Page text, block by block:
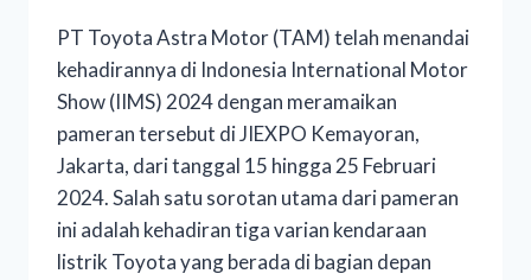
PT Toyota Astra Motor (TAM) telah menandai
kehadirannya di Indonesia International Motor
Show (IIMS) 2024 dengan meramaikan
pameran tersebut di JIEXPO Kemayoran,
Jakarta, dari tanggal 15 hingga 25 Februari
2024. Salah satu sorotan utama dari pameran
ini adalah kehadiran tiga varian kendaraan
listrik Toyota yang berada di bagian depan